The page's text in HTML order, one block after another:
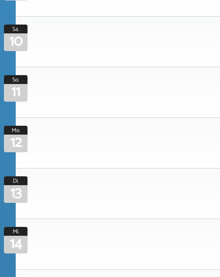
Sa.
10
So.
11
Mo.
12
Di.
13
Mi.
14